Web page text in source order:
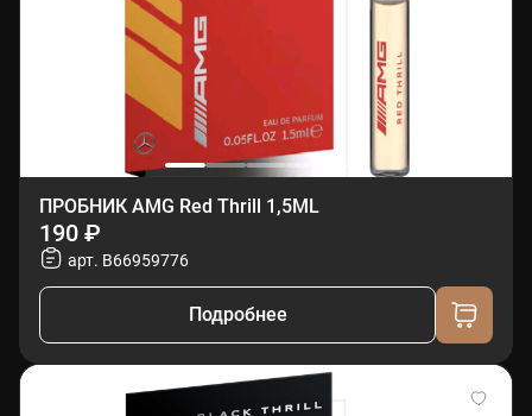
ПРОБНИК AMG Red Thrill 1,5ML
190 ₽
арт. B66959776
Подробнее